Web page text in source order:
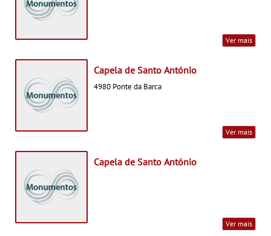
Ver mais
Capela de Santo António
4980 Ponte da Barca
Ver mais
Capela de Santo António
Ver mais